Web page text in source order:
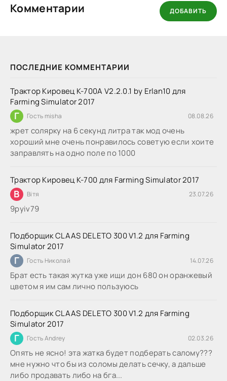
ПОСЛЕДНИЕ КОММЕНТАРИИ
Трактор Кировец К-700А V2.2.0.1 by Erlan10 для
Farming Simulator 2017
Г Гость misha 08.08.26
жрет солярку на 6 секунд литра так мод очень
хороший мне очень понравилось советую если хоите
заправлять на одно поле по 1000
Трактор Кировец К-700 для Farming Simulator 2017
В Вітя 23.07.26
9руіv79
Подборщик CLAAS DELETO 300 V1.2 для Farming
Simulator 2017
Г Гость Николай 14.07.26
Брат есть такая жутка уже ищи дон 680 он оранжевый
цветом я им сам лично пользуюсь
Подборщик CLAAS DELETO 300 V1.2 для Farming
Simulator 2017
Г Гость Andrey 02.03.26
Опять не ясно! эта жатка будет подберать салому???
мне нужно что бы из соломы делать сечку, а дальше
либо продавать либо на бга...
Комментарии ДОБАВИТЬ